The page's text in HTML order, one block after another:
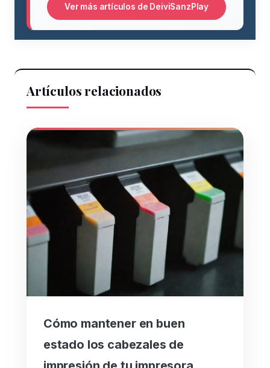
Ver más artículos de DeiviSanzPlay
Artículos relacionados
Cómo mantener en buen
estado los cabezales de